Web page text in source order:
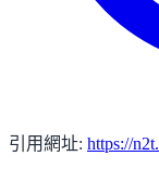
引用網址: https://